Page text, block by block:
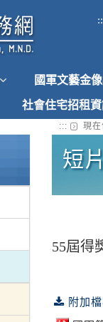
國軍文藝金
社會住宅招租
::: 現在
短
55屆得
附加檔